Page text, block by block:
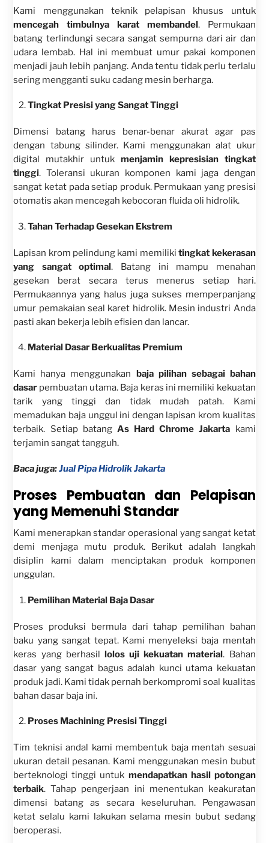
Kami menggunakan teknik pelapisan khusus untuk
mencegah timbulnya karat membandel. Permukaan
batang terlindungi secara sangat sempurna dari air dan
udara lembab. Hal ini membuat umur pakai komponen
menjadi jauh lebih panjang. Anda tentu tidak perlu terlalu
sering mengganti suku cadang mesin berharga.
Tingkat Presisi yang Sangat Tinggi
Dimensi batang harus benar-benar akurat agar pas
dengan tabung silinder. Kami menggunakan alat ukur
digital mutakhir untuk menjamin kepresisian tingkat
tinggi. Toleransi ukuran komponen kami jaga dengan
sangat ketat pada setiap produk. Permukaan yang presisi
otomatis akan mencegah kebocoran fluida oli hidrolik.
Tahan Terhadap Gesekan Ekstrem
Lapisan krom pelindung kami memilikitingkat kekerasan
yang sangat optimal. Batang ini mampu menahan
gesekan berat secara terus menerus setiap hari.
Permukaannya yang halus juga sukses memperpanjang
umur pemakaian seal karet hidrolik. Mesin industri Anda
pasti akan bekerja lebih efisien dan lancar.
Material Dasar Berkualitas Premium
Kami hanya menggunakan baja pilihan sebagai bahan
dasar pembuatan utama. Baja keras ini memiliki kekuatan
tarik yang tinggi dan tidak mudah patah. Kami
memadukan baja unggul ini dengan lapisan krom kualitas
terbaik. Setiap batang As Hard Chrome Jakarta kami
terjamin sangat tangguh.
Baca juga:Jual Pipa Hidrolik Jakarta
Proses Pembuatan dan Pelapisan
yang Memenuhi Standar
Kami menerapkan standar operasional yang sangat ketat
demi menjaga mutu produk. Berikut adalah langkah
disiplin kami dalam menciptakan produk komponen
unggulan.
Pemilihan Material Baja Dasar
Proses produksi bermula dari tahap pemilihan bahan
baku yang sangat tepat. Kami menyeleksi baja mentah
keras yang berhasil lolos uji kekuatan material. Bahan
dasar yang sangat bagus adalah kunci utama kekuatan
produk jadi. Kami tidak pernah berkompromi soal kualitas
bahan dasar baja ini.
Proses Machining Presisi Tinggi
Tim teknisi andal kami membentuk baja mentah sesuai
ukuran detail pesanan. Kami menggunakan mesin bubut
berteknologi tinggi untuk mendapatkan hasil potongan
terbaik. Tahap pengerjaan ini menentukan keakuratan
dimensi batang as secara keseluruhan. Pengawasan
ketat selalu kami lakukan selama mesin bubut sedang
beroperasi.